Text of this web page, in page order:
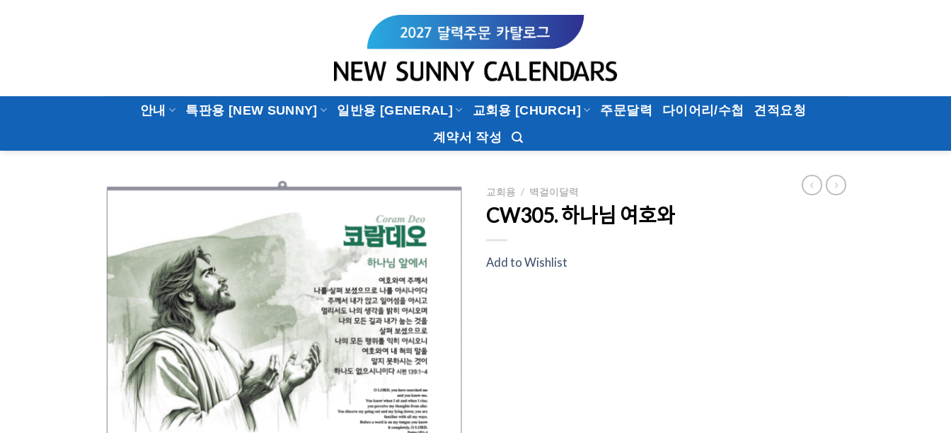
안내 특판용 [NEW SUNNY] 일반용 [GENERAL] 교회용 [CHURCH] 주문달력 다이어리/수첩
견적요청
계약서 작성
Add to
Wishlist
교회용 / 벽걸이달력
CW305. 하나님 여호와
Add to Wishlist